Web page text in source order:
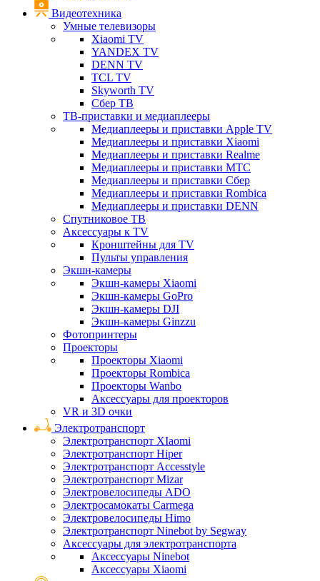
Видеотехника
Умные телевизоры
Xiaomi TV
YANDEX TV
DENN TV
TCL TV
Skyworth TV
Сбер ТВ
ТВ-приставки и медиаплееры
Медиаплееры и приставки Apple TV
Медиаплееры и приставки Xiaomi
Медиаплееры и приставки Realme
Медиаплееры и приставки МТС
Медиаплееры и приставки Сбер
Медиаплееры и приставки Rombica
Медиаплееры и приставки DENN
Спутниковое ТВ
Аксессуары к TV
Кронштейны для TV
Пульты управления
Экшн-камеры
Экшн-камеры Xiaomi
Экшн-камеры GoPro
Экшн-камеры DJI
Экшн-камеры Ginzzu
Фотопринтеры
Проекторы
Проекторы Xiaomi
Проекторы Rombica
Проекторы Wanbo
Аксессуары для проекторов
VR и 3D очки
Электротранспорт
Электротранспорт XIaomi
Электротранспорт Hiper
Электротранспорт Accesstyle
Электротранспорт Mizar
Электровелосипеды ADO
Электросамокаты Carmega
Электровелосипеды Himo
Электротранспорт Ninebot by Segway
Аксессуары для электротранспорта
Аксессуары Ninebot
Аксессуары Xiaomi